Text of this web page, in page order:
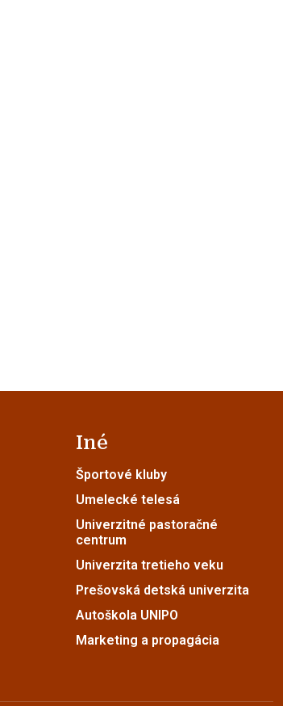
Iné
Športové kluby
Umelecké telesá
Univerzitné pastoračné
centrum
Univerzita tretieho veku
Prešovská detská univerzita
Autoškola UNIPO
Marketing a propagácia